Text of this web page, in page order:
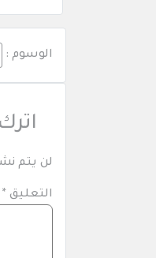
الوسوم :
لن يتم
التعليق *